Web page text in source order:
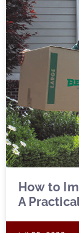
How to
A